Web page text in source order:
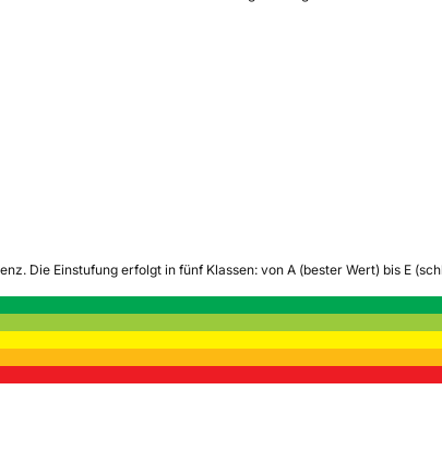
Die Einstufung erfolgt in fünf Klassen: von A (bester Wert) bis E